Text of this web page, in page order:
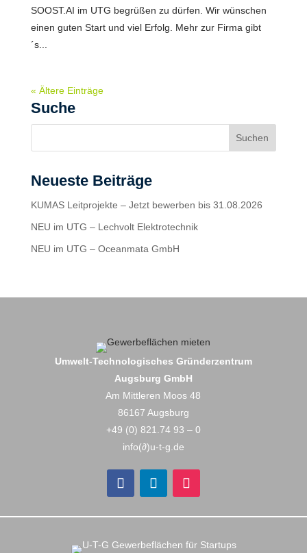
SOOST.AI im UTG begrüßen zu dürfen. Wir wünschen
einen guten Start und viel Erfolg. Mehr zur Firma gibt
´s...
« Ältere Einträge
Suche
Neueste Beiträge
KUMAS Leitprojekte – Jetzt bewerben bis 31.08.2026
NEU im UTG – Lechvolt Elektrotechnik
NEU im UTG – Oceanmata GmbH
Umwelt-Technologisches Gründerzentrum
Augsburg GmbH
Am Mittleren Moos 48
86167 Augsburg
+49 (0) 821.74 93 – 0
info(∂)u-t-g.de